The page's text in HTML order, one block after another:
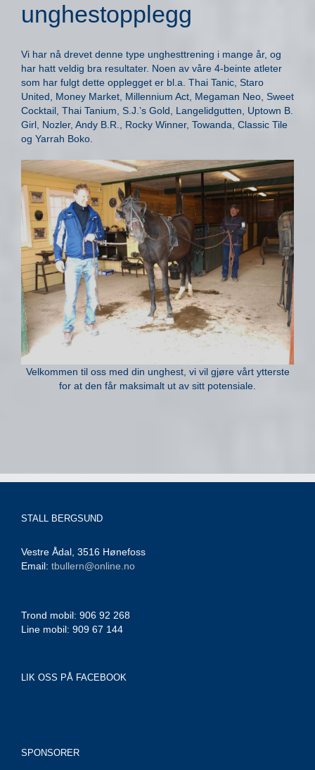
unghestopplegg
Vi har nå drevet denne type unghesttrening i mange år, og
har hatt veldig bra resultater. Noen av våre 4-beinte atleter
som har fulgt dette opplegget er bl.a. Thai Tanic, Staro
United, Money Market, Millennium Act, Megaman Neo, Sweet
Cocktail, Thai Tanium, S.J.’s Gold, Langelidgutten, Uptown B.
Girl, Nozler, Andy B.R., Rocky Winner, Towanda, Classic Tile
og Yarrah Boko.
Velkommen til oss med din unghest, vi vil gjøre vårt ytterste
for at den får maksimalt ut av sitt potensiale.
STALL BERGSUND
Vestre Ådal, 3516 Hønefoss
Email: tbullern@online.no
Trond mobil: 906 92 268
Line mobil: 909 67 144
LIK OSS PÅ FACEBOOK
SPONSORER